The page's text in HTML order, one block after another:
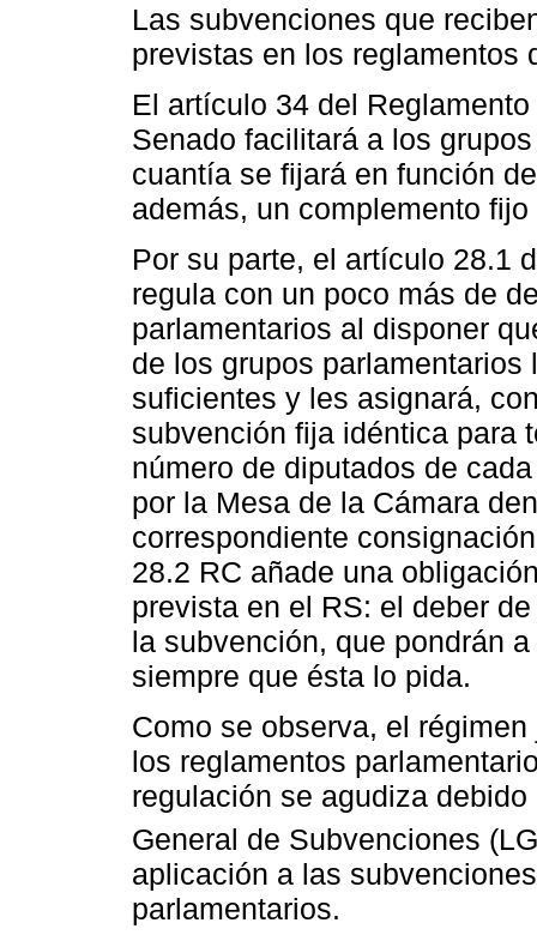
Las subvenciones que
previstas en los reglamentos
El artículo 34 del
Senado facilitará a los
cuantía se fijará en función
además, un complemento
Por su parte, el artículo 28.1
regula con un poco más de
parlamentarios al disponer
de los grupos
suficientes y les asignará,
subvención fija idéntica para
número de diputados de
por la Mesa de la Cámara
correspondiente
28.2 RC añade una
prevista en el RS: el deber
la subvención, que pondrán
siempre que ésta lo pida.
Como se observa, el
los reglamentos
regulación se agudiza
General de Subvenciones
aplicación a las
parlamentarios.